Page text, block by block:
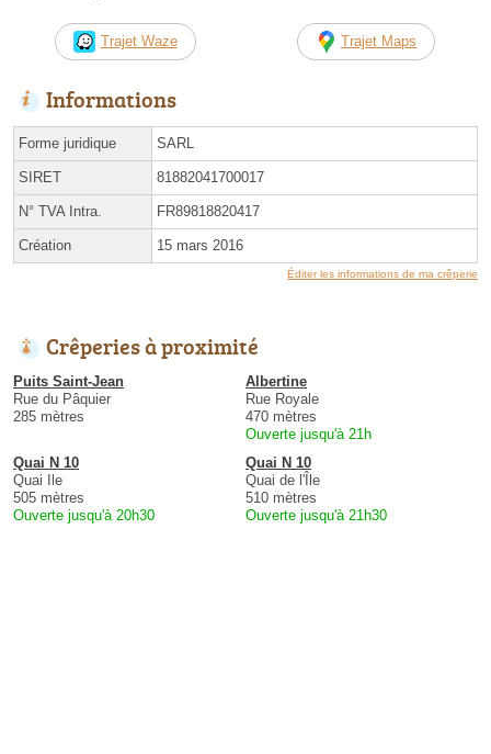
Trajet Waze Trajet Maps
Informations
Forme juridique SARL
SIRET 81882041700017
N° TVA Intra. FR89818820417
Création 15 mars 2016
Éditer les informations de ma crêperie
Crêperies à proximité
Puits Saint-Jean
Rue du Pâquier
285 mètres
Albertine
Rue Royale
470 mètres
Ouverte jusqu'à 21h
Quai N 10
Quai Ile
505 mètres
Ouverte jusqu'à 20h30
Quai N 10
Quai de l'Île
510 mètres
Ouverte jusqu'à 21h30